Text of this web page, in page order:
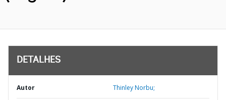
DETALHES
Autor Thinley Norbu;